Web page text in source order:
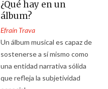
¿Qué hay en un
álbum?
Efraín Trava
Un álbum musical es capaz de
sostenerse a sí mismo como
una entidad narrativa sólida
que refleja la subjetividad